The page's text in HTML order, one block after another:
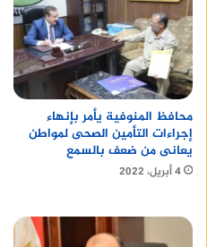
محافظ المنوفية يأمر بإنهاء
إجراءات التأمين الصحى لمواطن
يعانى من ضعف بالسمع
4 أبريل، 2022